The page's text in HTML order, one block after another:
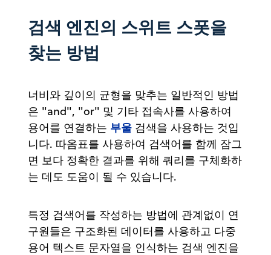
검색 엔진의 스위트 스폿을
찾는 방법
너비와 깊이의 균형을 맞추는 일반적인 방법
은 "and", "or" 및 기타 접속사를 사용하여
용어를 연결하는 부울 검색을 사용하는 것입
니다. 따옴표를 사용하여 검색어를 함께 잠그
면 보다 정확한 결과를 위해 쿼리를 구체화하
는 데도 도움이 될 수 있습니다.
특정 검색어를 작성하는 방법에 관계없이 연
구원들은 구조화된 데이터를 사용하고 다중
용어 텍스트 문자열을 인식하는 검색 엔진을